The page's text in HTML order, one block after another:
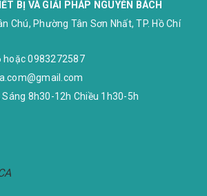
BỊ VÀ GIẢI PHÁP NGUYỄN BÁCH
Chú, Phường Tân Sơn Nhất, TP. Hồ Chí
hoặc0983272587
Sáng 8h30-12h Chiều 1h30-5h